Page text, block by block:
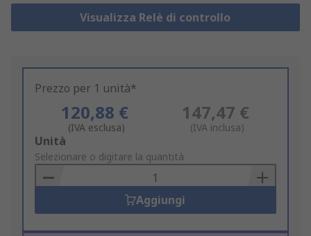
Visualizza Relè di controllo
Prezzo per 1 unità*
120,88 €
(IVA esclusa)
147,47 €
(IVA inclusa)
Add
to
Basket
Unità
Selezionare o digitare la quantità
Aggiungi